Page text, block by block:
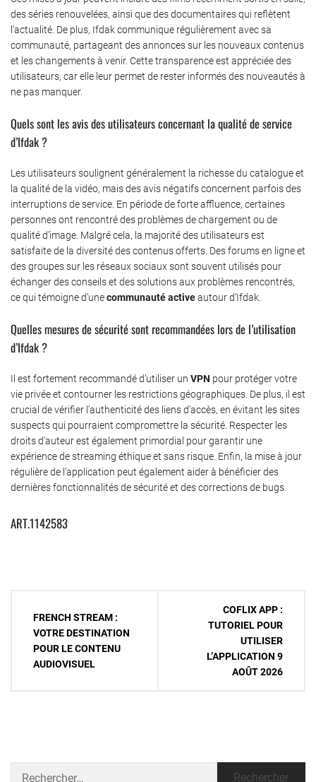
des séries renouvelées, ainsi que des documentaires qui reflètent
l’actualité. De plus, Ifdak communique régulièrement avec sa
communauté, partageant des annonces sur les nouveaux contenus
et les changements à venir. Cette transparence est appréciée des
utilisateurs, car elle leur permet de rester informés des nouveautés à
ne pas manquer.
Quels sont les avis des utilisateurs concernant la qualité de service
d’Ifdak ?
Les utilisateurs soulignent généralement la richesse du catalogue et
la qualité de la vidéo, mais des avis négatifs concernent parfois des
interruptions de service. En période de forte affluence, certaines
personnes ont rencontré des problèmes de chargement ou de
qualité d’image. Malgré cela, la majorité des utilisateurs est
satisfaite de la diversité des contenus offerts. Des forums en ligne et
des groupes sur les réseaux sociaux sont souvent utilisés pour
échanger des conseils et des solutions aux problèmes rencontrés,
ce qui témoigne d’unecommunauté activeautour d’Ifdak.
Quelles mesures de sécurité sont recommandées lors de l’utilisation
d’Ifdak ?
Il est fortement recommandé d’utiliser un VPN pour protéger votre
vie privée et contourner les restrictions géographiques. De plus, il est
crucial de vérifier l’authenticité des liens d’accès, en évitant les sites
suspects qui pourraient compromettre la sécurité. Respecter les
droits d’auteur est également primordial pour garantir une
expérience de streaming éthique et sans risque. Enfin, la mise à jour
régulière de l’application peut également aider à bénéficier des
dernières fonctionnalités de sécurité et des corrections de bugs.
ART.1142583
l’article
FRENCH STREAM :
VOTRE DESTINATION
POUR LE CONTENU
AUDIOVISUEL
COFLIX APP :
TUTORIEL POUR
UTILISER
L’APPLICATION 9
AOÛT 2026